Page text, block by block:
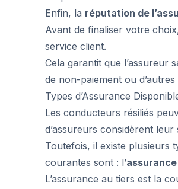
Enfin, la réputation de
Avant de finaliser votre
service client.
Cela garantit que l’assureur
de non-paiement ou
Types d’Assurance
Les conducteurs résiliés
d’assureurs considèrent
Toutefois, il existe plusieurs
courantes sont : l’
L’assurance au tiers est la